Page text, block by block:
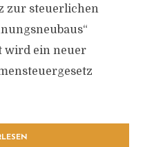
zur steuerlichen
wird ein neuer